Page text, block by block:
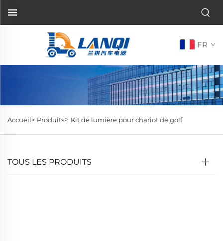
FR
Accueil> Produits> Kit de lumière pour chariot de golf
TOUS LES PRODUITS